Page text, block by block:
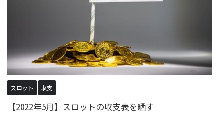
スロット 収支
【2022年5月】スロットの収支表を晒す